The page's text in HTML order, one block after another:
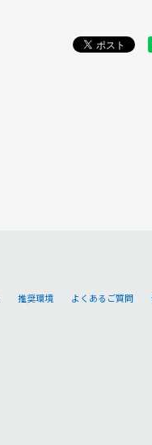
推奨環境 よくあるご質問